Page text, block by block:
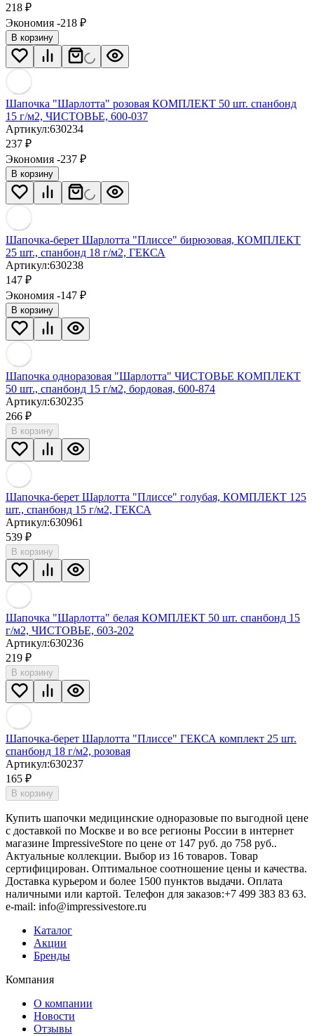
218 ₽
Экономия -218 ₽
В корзину
Шапочка "Шарлотта" розовая КОМПЛЕКТ 50 шт. спанбонд
15 г/м2, ЧИСТОВЬЕ, 600-037
Артикул:630234
237 ₽
Экономия -237 ₽
В корзину
Шапочка-берет Шарлотта "Плиссе" бирюзовая, КОМПЛЕКТ
25 шт., спанбонд 18 г/м2, ГЕКСА
Артикул:630238
147 ₽
Экономия -147 ₽
В корзину
Шапочка одноразовая "Шарлотта" ЧИСТОВЬЕ КОМПЛЕКТ
50 шт., спанбонд 15 г/м2, бордовая, 600-874
Артикул:630235
266 ₽
В корзину
Шапочка-берет Шарлотта "Плиссе" голубая, КОМПЛЕКТ 125
шт., спанбонд 15 г/м2, ГЕКСА
Артикул:630961
539 ₽
В корзину
Шапочка "Шарлотта" белая КОМПЛЕКТ 50 шт. спанбонд 15
г/м2, ЧИСТОВЬЕ, 603-202
Артикул:630236
219 ₽
В корзину
Шапочка-берет Шарлотта "Плиссе" ГЕКСА комплект 25 шт.
спанбонд 18 г/м2, розовая
Артикул:630237
165 ₽
В корзину
Купить шапочки медицинские одноразовые по выгодной цене
с доставкой по Москве и во все регионы России в интернет
магазине ImpressiveStore по цене от 147 руб. до 758 руб..
Актуальные коллекции. Выбор из 16 товаров. Товар
сертифицирован. Оптимальное соотношение цены и качества.
Доставка курьером и более 1500 пунктов выдачи. Оплата
наличными или картой. Телефон для заказов:+7 499 383 83 63.
e-mail: info@impressivestore.ru
Каталог
Акции
Бренды
Компания
О компании
Новости
Отзывы